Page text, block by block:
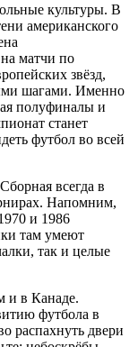
культуры. В
американского
матчи по
звёзд,
шагами. Именно
полуфиналы и
станет
футбол во всей
всегда в
Напомним,
и 1986
там умеют
так и целые
и в Канаде.
футбола в
распахнуть двери